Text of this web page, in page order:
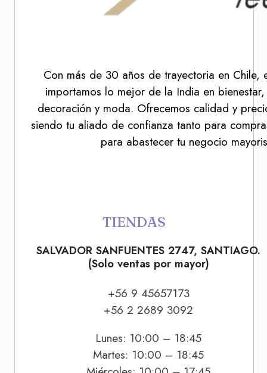
Con más de 30 años de trayectoria en Chile,
importamos lo mejor de la India en
decoración y moda. Ofrecemos calidad y
siendo tu aliado de confianza tanto para
para abastecer tu negocio
TIENDAS
SALVADOR SANFUENTES 2747, SANTIAGO.
(Solo ventas por mayor)
+56 9 45657173
+56 2 2689 3092
Lunes: 10:00 – 18:45
Martes: 10:00 – 18:45